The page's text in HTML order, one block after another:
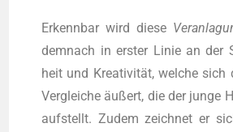
Erkenn­bar wird die­se
dem­nach in ers­ter Linie an der
heit und Krea­ti­vi­tät, wel­che sich
Ver­glei­che äußert, die der jun­ge
auf­stellt. Zudem zeich­net er